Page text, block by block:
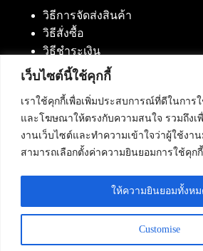
เว็บไซต์นี้ใช้คุกกี้
เราใช้คุกกี้เพื่อเพิ่มประสบการณ์ที่ดีในการ
และโฆษณาให้ตรงกับความสนใจ รวมถึงเ
งานเว็บไซต์และทำความเข้าใจว่าผู้ใช้งา
สามารถเลือกตั้งค่าความยินยอมการใช้คุก
Customise
ให้ความยินยอมทั้งหม
วิธีการจัดส่งสินค้า
วิธีสั่งซื้อ
วิธีชำระเงิน
ติดต่อเรา
บริษัท เน็ทฟิวชั่น คอมมิวนิเคชั่น จำกัด
นัมเบอร์วัน-ราม 2 แขวงดอกไม้, เขตปร
กรุงเทพมหานคร 10250
โทรศัพท์ :084-553-4055,086-309-5259,